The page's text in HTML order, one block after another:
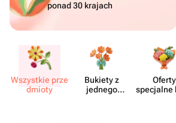
ponad 30 krajach
Wszystkie prze​
dmioty
Bukiety z
jednego
Oferty
specjalne